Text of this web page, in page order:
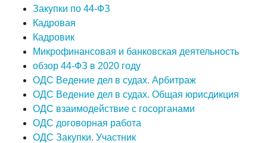
Закупки по 44-ФЗ
Кадровая
Кадровик
Микрофинансовая и банковская деятельность
обзор 44-ФЗ в 2020 году
ОДС Ведение дел в судах. Арбитраж
ОДС Ведение дел в судах. Общая юрисдикция
ОДС взаимодействие с госорганами
ОДС договорная работа
ОДС Закупки. Участник